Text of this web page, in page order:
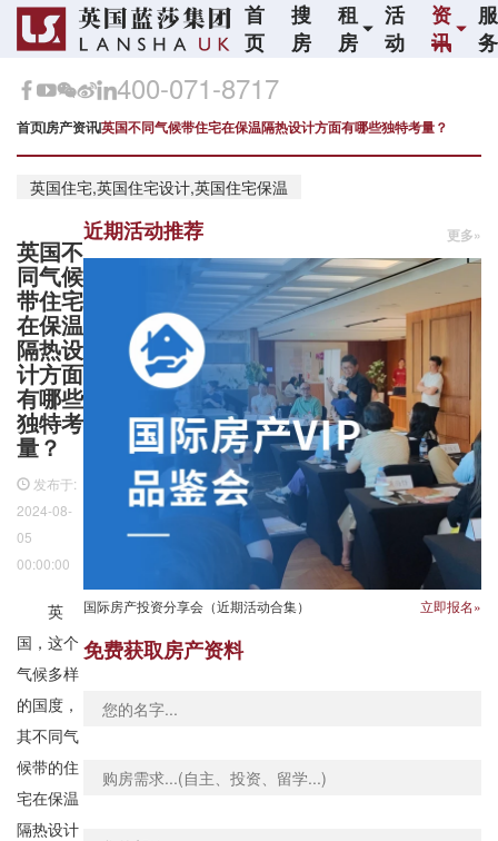
首
页
搜
房
租
房
活
动
资
讯
服
务
400-071-8717
首页房产资讯英国不同气候带住宅在保温隔热设计方面有哪些独特考量？
英国住宅,英国住宅设计,英国住宅保温
英国不
同气候
带住宅
在保温
隔热设
计方面
有哪些
独特考
量？
发布于:
2024-08-
05
00:00:00
英
国，这个
气候多样
的国度，
其不同气
候带的住
宅在保温
隔热设计
近期活动推荐 更多»
国际房产投资分享会（近期活动合集） 立即报名»
免费获取房产资料